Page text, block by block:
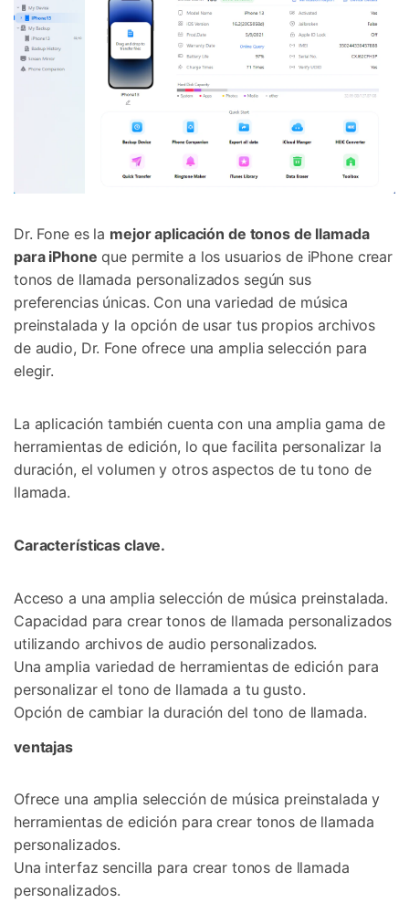
Dr. Fone es la mejor aplicación de tonos de llamada
para iPhone que permite a los usuarios de iPhone crear
tonos de llamada personalizados según sus
preferencias únicas. Con una variedad de música
preinstalada y la opción de usar tus propios archivos
de audio, Dr. Fone ofrece una amplia selección para
elegir.
La aplicación también cuenta con una amplia gama de
herramientas de edición, lo que facilita personalizar la
duración, el volumen y otros aspectos de tu tono de
llamada.
Características clave.
Acceso a una amplia selección de música preinstalada.
Capacidad para crear tonos de llamada personalizados
utilizando archivos de audio personalizados.
Una amplia variedad de herramientas de edición para
personalizar el tono de llamada a tu gusto.
Opción de cambiar la duración del tono de llamada.
ventajas
Ofrece una amplia selección de música preinstalada y
herramientas de edición para crear tonos de llamada
personalizados.
Una interfaz sencilla para crear tonos de llamada
personalizados.